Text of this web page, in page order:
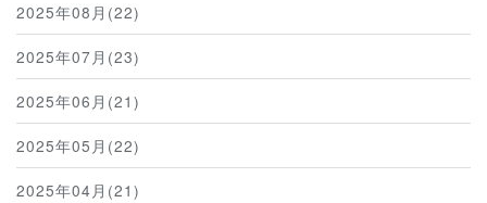
2025年08月(22)
2025年07月(23)
2025年06月(21)
2025年05月(22)
2025年04月(21)